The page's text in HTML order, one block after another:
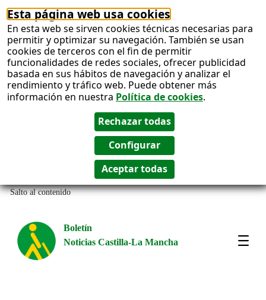
Esta página web usa cookies
En esta web se sirven cookies técnicas necesarias para
permitir y optimizar su navegación. También se usan
cookies de terceros con el fin de permitir
funcionalidades de redes sociales, ofrecer publicidad
basada en sus hábitos de navegación y analizar el
rendimiento y tráfico web. Puede obtener más
información en nuestra Política de cookies.
Salto al contenido
Boletín
Noticias Castilla-La Mancha